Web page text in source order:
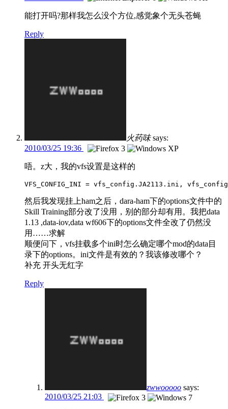
能打开吗?那样我怎么没个方位,感觉象个无头苍蝇
Reply
火药味 says:
2010/03/25 19:36
唔。z大，我的vfs设置是这样的
VFS_CONFIG_INI = vfs_config.JA2113.ini,
然后我发现挂上ham之后，dara-ham下的options文件中的
Skill Training部分改了没用，别的部分却有用。我把data
1.13 ,data-iov,data wf606下的options文件全改了仍然没
用……求解
顺便问下，vfs挂载多个ini时怎么确定哪个mod的data目
录下的options。ini文件是有效的？我该修改哪个？
补充 开头无红字
Reply
zwwooooo says:
2010/03/25 21:03